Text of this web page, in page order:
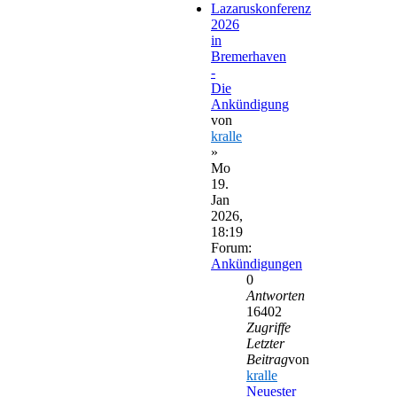
Lazaruskonferenz
2026
in
Bremerhaven
-
Die
Ankündigung
von
kralle
»
Mo
19.
Jan
2026,
18:19
Forum:
Ankündigungen
0
Antworten
16402
Zugriffe
Letzter
Beitragvon
kralle
Neuester